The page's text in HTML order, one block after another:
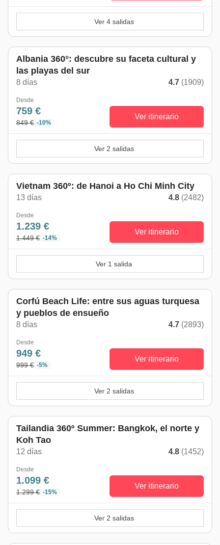
Ver 4 salidas
Albania 360°: descubre su faceta cultural y
las playas del sur
8 días 4.7 (1909)
Desde
759 €
849 € -10%
Ver itinerario
Ver 2 salidas
Vietnam 360º: de Hanoi a Ho Chi Minh City
13 días 4.8 (2482)
Desde
1.239 €
1.449 € -14%
Ver itinerario
Ver 1 salida
Corfú Beach Life: entre sus aguas turquesa
y pueblos de ensueño
8 días 4.7 (2893)
Desde
949 €
999 € -5%
Ver itinerario
Ver 2 salidas
De mayo a octubre
Tailandia 360º Summer: Bangkok, el norte y
Koh Tao
12 días 4.8 (1452)
Desde
1.099 €
1.299 € -15%
Ver itinerario
Ver 2 salidas